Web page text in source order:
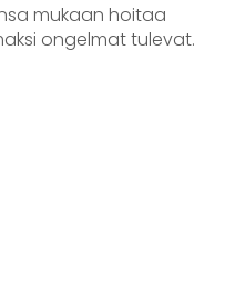
mukaan hoitaa
ongelmat tulevat.